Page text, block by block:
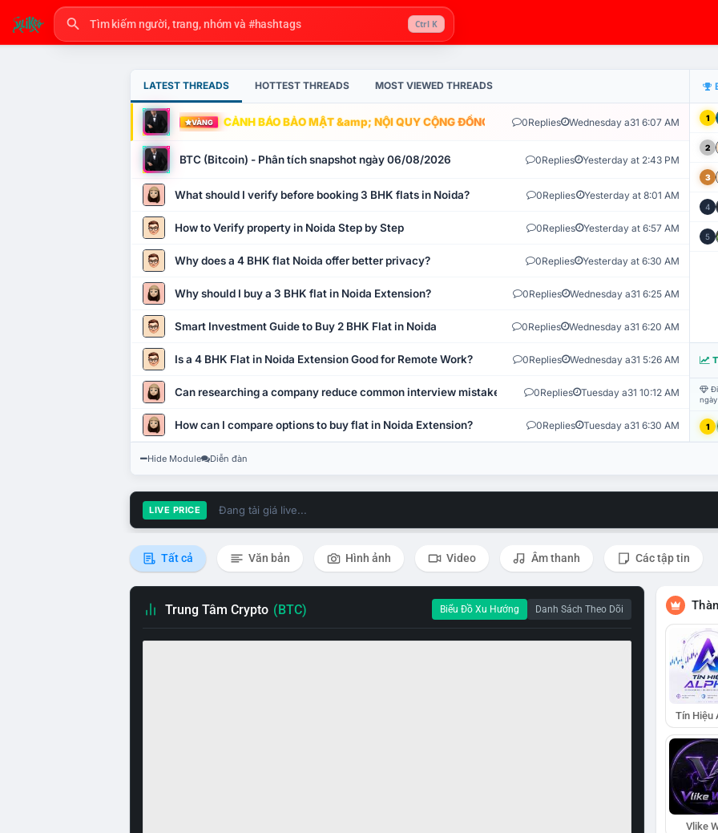
Ctrl K
LATEST THREADS HOTTEST THREADS MOST VIEWED THREADS
VÀNG CẢNH BÁO BẢO MẬT &amp; NỘI QUY CỘNG ĐỒNG VLIKE.VN: HỆ THỐNG GIÁM SÁT TỰ
0Replies Wednesday a31 6:07 AM
BTC (Bitcoin) - Phân tích snapshot ngày 06/08/2026 0Replies Yesterday at 2:43 PM
What should I verify before booking 3 BHK flats in Noida? 0Replies Yesterday at 8:01 AM
How to Verify property in Noida Step by Step 0Replies Yesterday at 6:57 AM
Why does a 4 BHK flat Noida offer better privacy? 0Replies Yesterday at 6:30 AM
Why should I buy a 3 BHK flat in Noida Extension? 0Replies Wednesday a31 6:25 AM
Smart Investment Guide to Buy 2 BHK Flat in Noida 0Replies Wednesday a31 6:20 AM
Is a 4 BHK Flat in Noida Extension Good for Remote Work? 0Replies Wednesday a31 5:26 AM
Can researching a company reduce common interview mistakes? 0Replies Tuesday a31 10:12 AM
How can I compare options to buy flat in Noida Extension? 0Replies Tuesday a31 6:30 AM
1
2
3
4
5
1
Hide Module Diễn đàn
LIVE PRICE Đang tải giá live...
Tất cả Văn bản Hình ảnh Video Âm thanh Các tập tin
Trung Tâm Crypto (BTC) Biểu Đồ Xu Hướng Danh Sách Theo Dõi
Tín Hiệu
Vlike